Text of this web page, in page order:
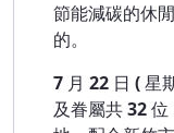
節能減碳的休
的。
7 月 22 日 (星
及眷屬共32位